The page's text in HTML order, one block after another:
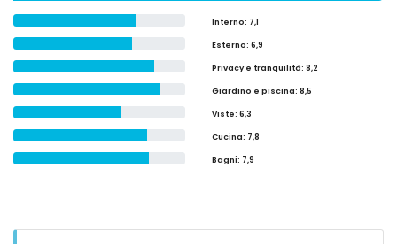
Interno: 7,1
Esterno: 6,9
Privacy e tranquilità: 8,2
Giardino e piscina: 8,5
Viste: 6,3
Cucina: 7,8
Bagni: 7,9